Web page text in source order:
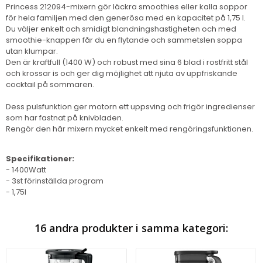
Princess 212094-mixern gör läckra smoothies eller kalla soppor
för hela familjen med den generösa med en kapacitet på 1,75 l.
Du väljer enkelt och smidigt blandningshastigheten och med
smoothie-knappen får du en flytande och sammetslen soppa
utan klumpar.
Den är kraftfull (1400 W) och robust med sina 6 blad i rostfritt stål
och krossar is och ger dig möjlighet att njuta av uppfriskande
cocktail på sommaren.
Dess pulsfunktion ger motorn ett uppsving och frigör ingredienser
som har fastnat på knivbladen.
Rengör den här mixern mycket enkelt med rengöringsfunktionen.
Specifikationer:
- 1400Watt
- 3st förinställda program
- 1,75l
16 andra produkter i samma kategori: